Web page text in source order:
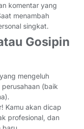
komentar yang
menambah
singkat.
Gosipin
mengeluh
(baik
Kamu akan dicap
profesional, dan